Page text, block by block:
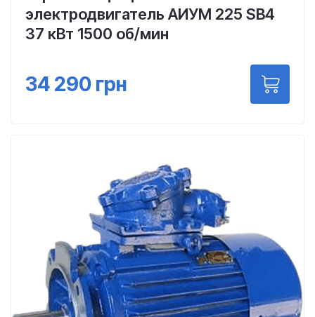
электродвигатель АИУМ 225 SB4
37 кВт 1500 об/мин
34 290 грн